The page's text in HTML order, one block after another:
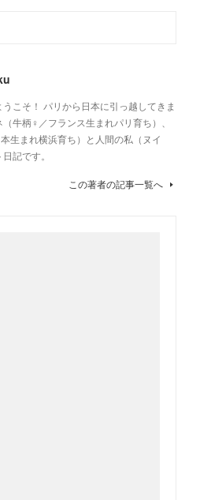
こそ！ パリから日本に引っ越してきま
牛柄♀／フランス生まれパリ育ち）、
生まれ横浜育ち）と人間の私（ヌイ
記です。
この著者の記事一覧へ